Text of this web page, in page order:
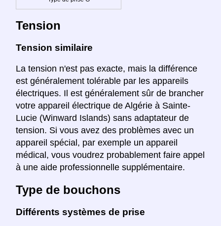
Tension
Tension similaire
La tension n'est pas exacte, mais la différence
est généralement tolérable par les appareils
électriques. Il est généralement sûr de brancher
votre appareil électrique de Algérie à Sainte-
Lucie (Winward Islands) sans adaptateur de
tension. Si vous avez des problèmes avec un
appareil spécial, par exemple un appareil
médical, vous voudrez probablement faire appel
à une aide professionnelle supplémentaire.
Type de bouchons
Différents systèmes de prise